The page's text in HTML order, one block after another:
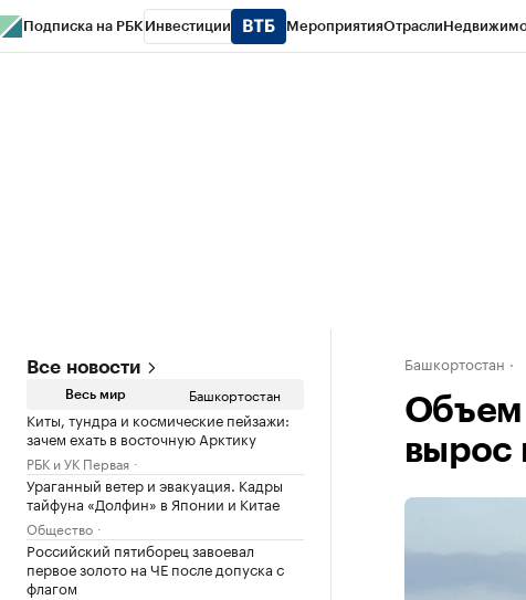
Подписка на РБК Инвестиции МероприятияОтрасли
Все новости
Весь мир Башкортостан
Киты, тундра и космические пейзажи:
зачем ехать в восточную Арктику
РБК и УК Первая
Ураганный ветер и эвакуация. Кадры
тайфуна «Долфин» в Японии и Китае
Общество
Российский пятиборец завоевал
первое золото на ЧЕ после допуска с
флагом
Башкортостан
Объем
вырос